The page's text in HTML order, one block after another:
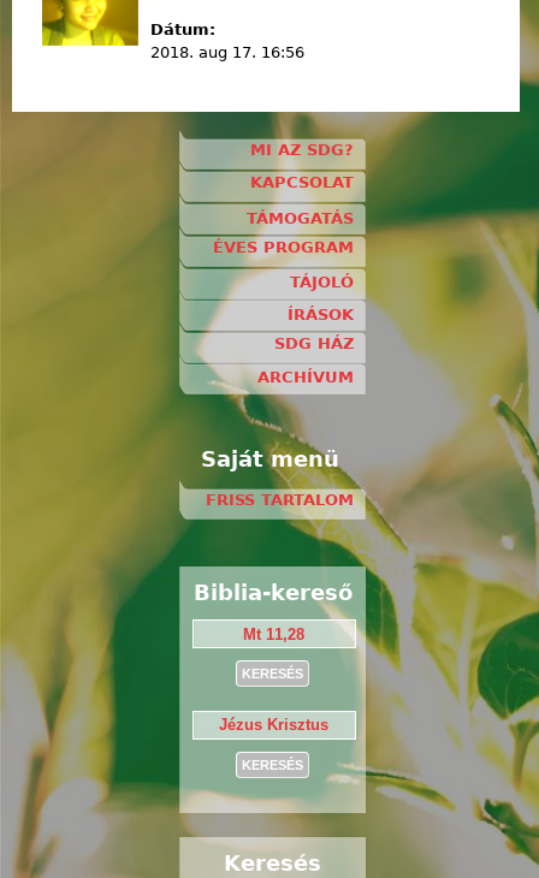
Dátum:
2018. aug 17. 16:56
MI AZ SDG?
KAPCSOLAT
TÁMOGATÁS
ÉVES PROGRAM
TÁJOLÓ
ÍRÁSOK
SDG HÁZ
ARCHÍVUM
Saját menü
FRISS TARTALOM
Biblia-kereső
Keresés